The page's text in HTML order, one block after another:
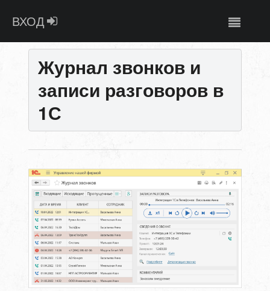
ВХОД
Журнал звонков и
записи разговоров в
1С